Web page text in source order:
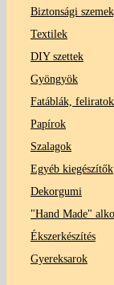
Biztonsági
Textilek
DIY szettek
Gyöngyök
Fatáblák, feliratok
Papírok
Szalagok
Egyéb kiegészítők
Dekorgumi
"Hand Made"
Ékszerkészítés
Gyereksarok